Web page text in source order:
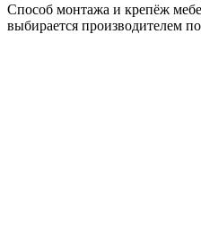
Способ монтажа и крепёж
выбирается производителем